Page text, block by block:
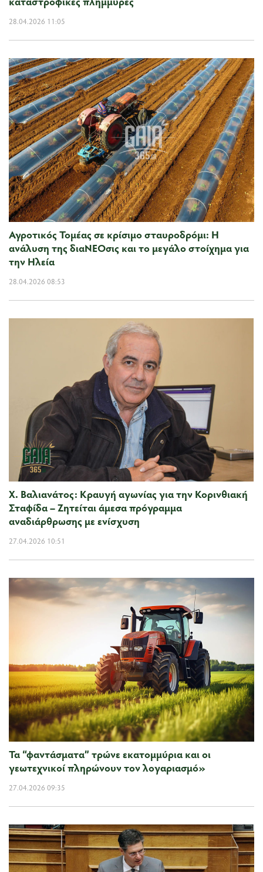
28.04.2026 11:05
Αγροτικός Τομέας σε κρίσιμο σταυροδρόμι: Η
ανάλυση της διαΝΕΟσις και το μεγάλο στοίχημα για
την Ηλεία
28.04.2026 08:53
Χ. Βαλιανάτος: Κραυγή αγωνίας για την Κορινθιακή
Σταφίδα – Ζητείται άμεσα πρόγραμμα
αναδιάρθρωσης με ενίσχυση
27.04.2026 10:51
Τα “φαντάσματα” τρώνε εκατομμύρια και οι
γεωτεχνικοί πληρώνουν τον λογαριασμό»
27.04.2026 09:35